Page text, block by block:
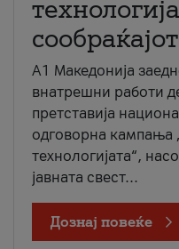
сообраќајот
A1 Македонија
внатрешни работи
претставија
одговорна кампања
технологијата“,
јавната свест...
Дознај повеќе